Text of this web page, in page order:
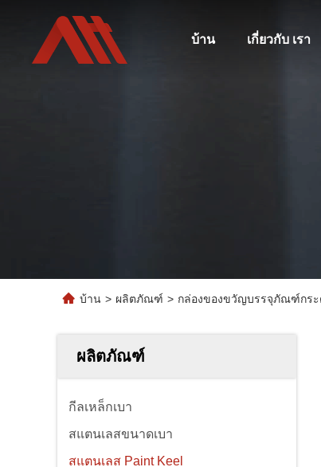
บ้าน เกี่ยวกับ เรา
บ้าน > ผลิตภัณฑ์ > กล่องของขวัญบรรจุภัณฑ์กระ
ผลิตภัณฑ์
กีลเหล็กเบา
สแตนเลสขนาดเบา
สแตนเลส Paint Keel